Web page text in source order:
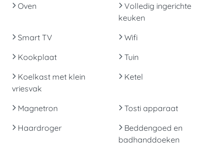
Oven
Volledig ingerichte
keuken
Smart TV
Wifi
Kookplaat
Tuin
Koelkast met klein
vriesvak
Ketel
Magnetron
Tosti apparaat
Haardroger
Beddengoed en
badhanddoeken